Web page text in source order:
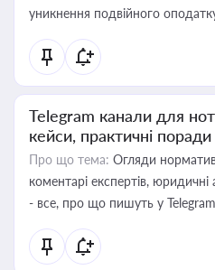
уникнення подвійного
Telegram канали для
кейси, практичні поради
Про що тема: Огляди
коментарі експертів,
- все, про що пишуть у Telegram